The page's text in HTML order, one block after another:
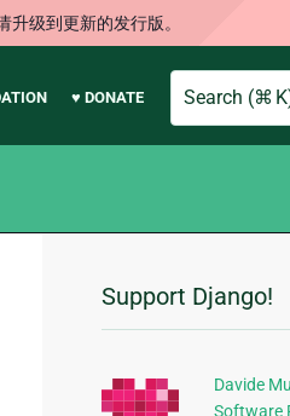
级到更新的发行版。
♥ DONATE
Search
附
加
信
Support Django!
Davide
Software